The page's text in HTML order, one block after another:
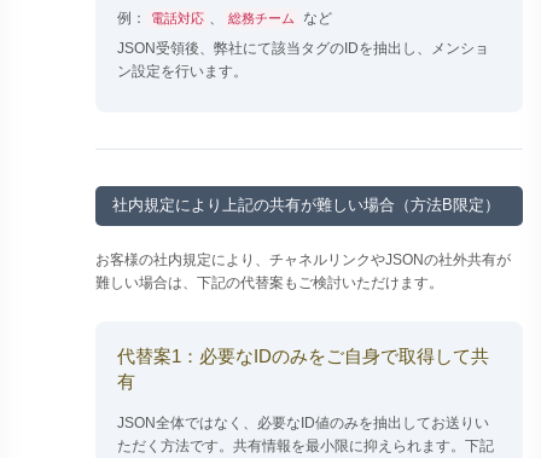
例：
電話対応 、 総務チーム
など
JSON受領後、弊社にて該当タグのIDを抽出し、メンショ
ン設定を行います。
社内規定により上記の共有が難しい場合（方法B限定）
お客様の社内規定により、チャネルリンクやJSONの社外共有が
難しい場合は、下記の代替案もご検討いただけます。
代替案1：必要なIDのみをご自身で取得して共
有
JSON全体ではなく、必要なID値のみを抽出してお送りい
ただく方法です。共有情報を最小限に抑えられます。下記